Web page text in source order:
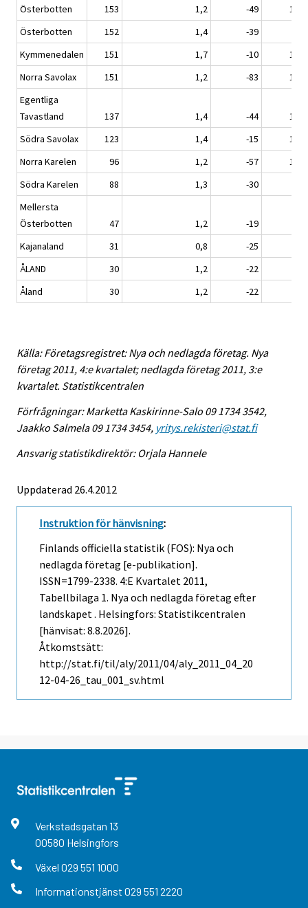
Österbotten
153 1,2 -49
129
Österbotten
152 1,4 -39
Kymmenedalen
151 1,7 -10
123
Norra Savolax
151 1,2 -83
190
Egentliga
Tavastland
137 1,4 -44
129
Södra Savolax
123 1,4 -15
111
Norra Karelen
96 1,2 -57
108
Södra Karelen
88 1,3 -30
Mellersta
Österbotten
47 1,2 -19
Kajanaland
31 0,8 -25
ÅLAND
30 1,2 -22
Åland
30 1,2 -22
Källa: Företagsregistret: Nya och nedlagda företag. Nya
företag 2011, 4:e kvartalet; nedlagda företag 2011, 3:e
kvartalet. Statistikcentralen
Förfrågningar: Marketta Kaskirinne-Salo 09 1734 3542,
Jaakko Salmela 09 1734 3454, yritys.rekisteri@stat.fi
Ansvarig statistikdirektör: Orjala Hannele
Uppdaterad 26.4.2012
Instruktion för hänvisning:
Finlands officiella statistik (FOS): Nya och
nedlagda företag [e-publikation].
ISSN=1799-2338. 4:e Kvartalet 2011,
Tabellbilaga 1. Nya och nedlagda företag efter
landskapet . Helsingfors: Statistikcentralen
[hänvisat: 8.8.2026].
Åtkomstsätt:
http://stat.fi/til/aly/2011/04/aly_2011_04_20
12-04-26_tau_001_sv.html
Verkstadsgatan 13
00580 Helsingfors
Växel 029 551 1000
Informationstjänst 029 551 2220